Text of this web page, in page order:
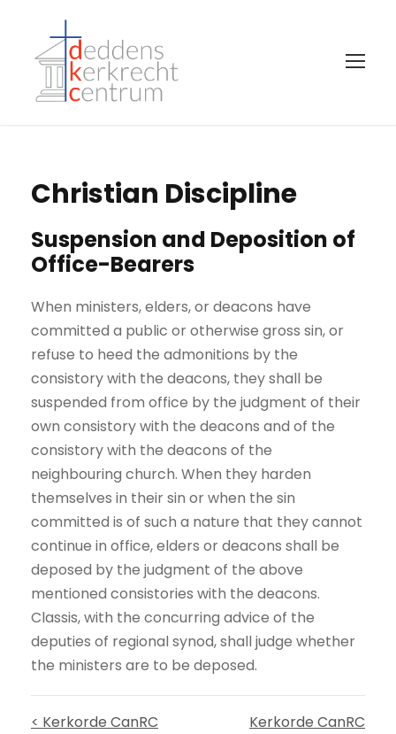
Christian Discipline
Suspension and Deposition of
Office-Bearers
When ministers, elders, or deacons have
committed a public or otherwise gross sin, or
refuse to heed the admonitions by the
consistory with the deacons, they shall be
suspended from office by the judgment of their
own consistory with the deacons and of the
consistory with the deacons of the
neighbouring church. When they harden
themselves in their sin or when the sin
committed is of such a nature that they cannot
continue in office, elders or deacons shall be
deposed by the judgment of the above
mentioned consistories with the deacons.
Classis, with the concurring advice of the
deputies of regional synod, shall judge whether
the ministers are to be deposed.
< Kerkorde CanRC
Kerkorde CanRC